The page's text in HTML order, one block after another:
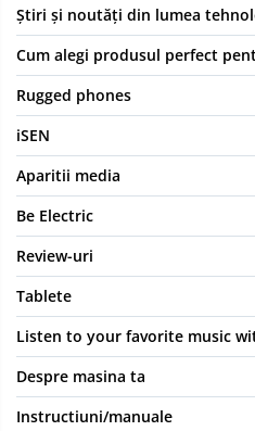
Știri și noutăți din lumea
Cum alegi produsul perfect
Rugged phones
iSEN
Aparitii media
Be Electric
Review-uri
Tablete
Listen to your favorite music
Despre masina ta
Instructiuni/manuale